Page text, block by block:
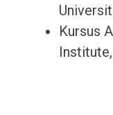
Kursus